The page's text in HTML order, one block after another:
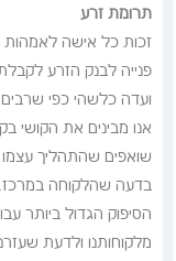
תרומת זרע
זכות כל אישה לאמהות
פנייה לבנק הזרע
ועדה כלשהי כפי שרבים
אנו מבינים את הקושי
שואפים שהתהליך עצמו
בדעה שהלקוחה במרכז.
הסיפוק הגדול ביותר
מלקוחותנו ולדעת